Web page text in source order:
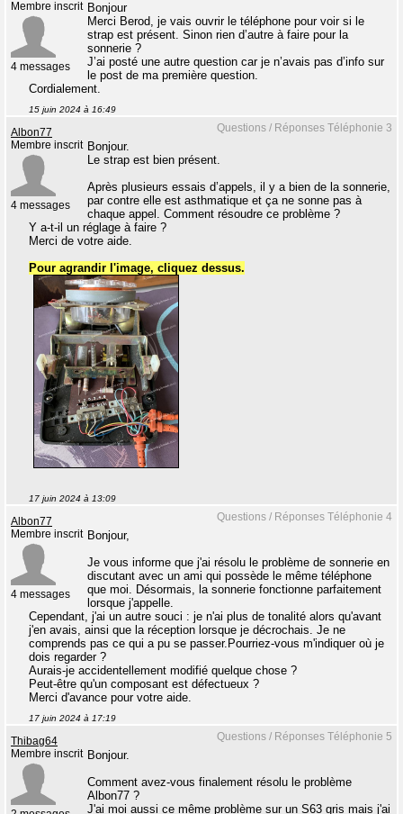
Membre inscrit
4 messages
Bonjour
Merci Berod, je vais ouvrir le téléphone pour voir si le
strap est présent. Sinon rien d’autre à faire pour la
sonnerie ?
J’ai posté une autre question car je n’avais pas d’info sur
le post de ma première question.
Cordialement.
15 juin 2024 à 16:49
Questions / Réponses Téléphonie 3
Albon77
Membre inscrit
4 messages
Bonjour.
Le strap est bien présent.
Après plusieurs essais d’appels, il y a bien de la sonnerie,
par contre elle est asthmatique et ça ne sonne pas à
chaque appel. Comment résoudre ce problème ?
Y a-t-il un réglage à faire ?
Merci de votre aide.
Pour agrandir l'image, cliquez dessus.
17 juin 2024 à 13:09
Questions / Réponses Téléphonie 4
Albon77
Membre inscrit
4 messages
Bonjour,
Je vous informe que j'ai résolu le problème de sonnerie en
discutant avec un ami qui possède le même téléphone
que moi. Désormais, la sonnerie fonctionne parfaitement
lorsque j'appelle.
Cependant, j'ai un autre souci : je n'ai plus de tonalité alors qu'avant
j'en avais, ainsi que la réception lorsque je décrochais. Je ne
comprends pas ce qui a pu se passer.Pourriez-vous m'indiquer où je
dois regarder ?
Aurais-je accidentellement modifié quelque chose ?
Peut-être qu'un composant est défectueux ?
Merci d'avance pour votre aide.
17 juin 2024 à 17:19
Questions / Réponses Téléphonie 5
Thibag64
Membre inscrit Bonjour.
Comment avez-vous finalement résolu le problème
Albon77 ?
J'ai moi aussi ce même problème sur un S63 gris mais j'ai